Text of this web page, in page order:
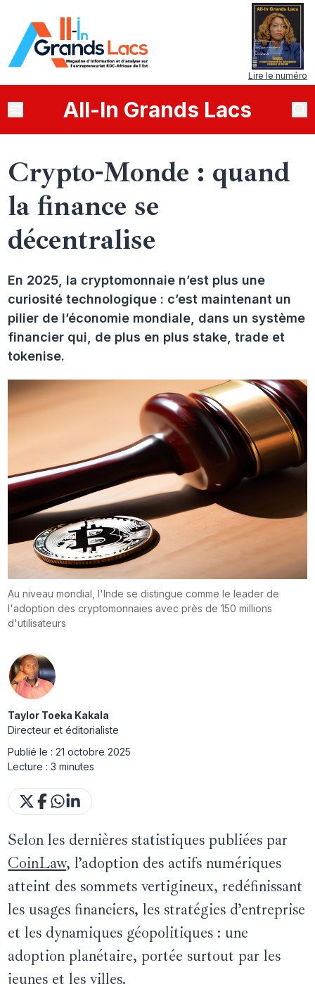
Lire le numéro
All-In Grands Lacs
Crypto-Monde : quand
la finance se
décentralise
En 2025, la cryptomonnaie n’est plus une
curiosité technologique : c’est maintenant un
pilier de l’économie mondiale, dans un système
financier qui, de plus en plus stake, trade et
tokenise.
Au niveau mondial, l'Inde se distingue comme le leader de
l'adoption des cryptomonnaies avec près de 150 millions
d'utilisateurs
Taylor Toeka Kakala
Directeur et éditorialiste
Publié le :21 octobre 2025
Lecture :3 minutes
Selon les dernières statistiques publiées par
CoinLaw, l’adoption des actifs numériques
atteint des sommets vertigineux, redéfinissant
les usages financiers, les stratégies d’entreprise
et les dynamiques géopolitiques : une
adoption planétaire, portée surtout par les
jeunes et les villes.